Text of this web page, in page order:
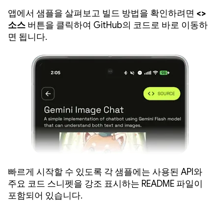
앱에서 샘플을 살펴보고 빌드 방법을 확인하려면 <>
소스 버튼을 클릭하여 GitHub의 코드로 바로 이동하
면 됩니다.
빠르게 시작할 수 있도록 각 샘플에는 사용된 API와
주요 코드 스니펫을 강조 표시하는 README 파일이
포함되어 있습니다.